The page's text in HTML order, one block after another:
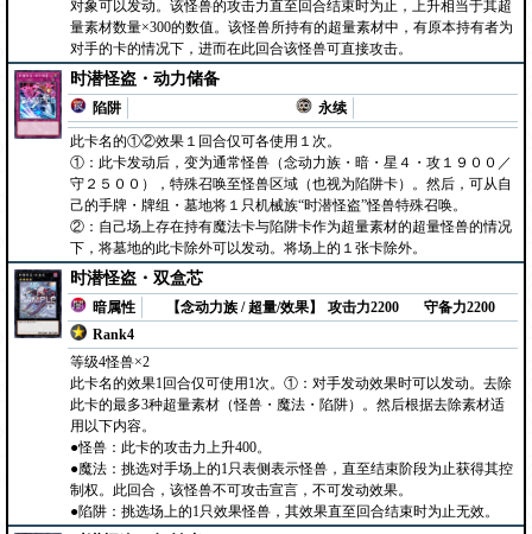
对象可以发动。该怪兽的攻击力直至回合结束时为止，上升相当于其超
量素材数量×300的数值。该怪兽所持有的超量素材中，有原本持有者为
对手的卡的情况下，进而在此回合该怪兽可直接攻击。
时潜怪盗・动力储备
陷阱
永续
此卡名的①②效果１回合仅可各使用１次。
①：此卡发动后，变为通常怪兽（念动力族・暗・星４・攻１９００／
守２５００），特殊召唤至怪兽区域（也视为陷阱卡）。然后，可从自
己的手牌・牌组・墓地将１只机械族“时潜怪盗”怪兽特殊召唤。
②：自己场上存在持有魔法卡与陷阱卡作为超量素材的超量怪兽的情况
下，将墓地的此卡除外可以发动。将场上的１张卡除外。
时潜怪盗・双盒芯
暗属性
【念动力族 / 超量/效果】
Rank4
攻击力2200 守备力2200
等级4怪兽×2
此卡名的效果1回合仅可使用1次。①：对手发动效果时可以发动。去除
此卡的最多3种超量素材（怪兽・魔法・陷阱）。然后根据去除素材适
用以下内容。
●怪兽：此卡的攻击力上升400。
●魔法：挑选对手场上的1只表侧表示怪兽，直至结束阶段为止获得其控
制权。此回合，该怪兽不可攻击宣言，不可发动效果。
●陷阱：挑选场上的1只效果怪兽，其效果直至回合结束时为止无效。